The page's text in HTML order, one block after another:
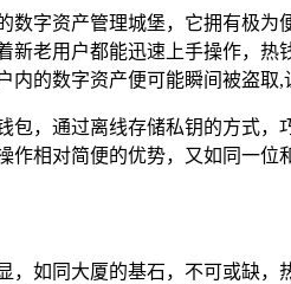
字资产管理城堡，它拥有极
老用户都能迅速上手操作，
的数字资产便可能瞬间被盗取,
，通过离线存储私钥的方式
相对简便的优势，又如同一
如同大厦的基石，不可或缺